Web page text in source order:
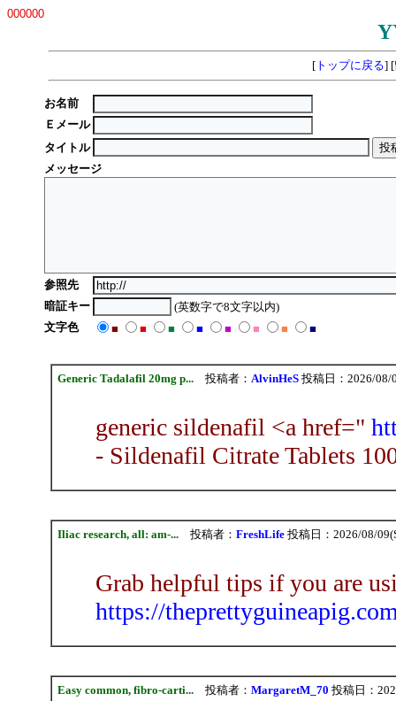
000000
[トップに戻る] [
お名前
Ｅメール
タイトル
メッセージ
参照先
暗証キー
(英数字で8文字以内)
文字色
■ ■ ■ ■ ■ ■ ■ ■
Generic Tadalafil 20mg p...投稿者： AlvinHeS投稿日：2026/08/
generic sildenafil <a href="
- Sildenafil Citrate Tablets
Iliac research, all: am-...投稿者： FreshLife投稿日：2026/08/
Grab helpful tips if you are
https://
Easy common, fibro-carti...投稿者： MargaretM_70 投稿日：